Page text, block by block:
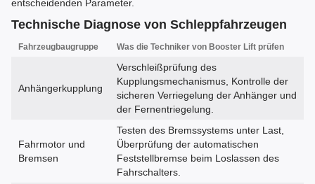
entscheidenden Parameter.
Technische Diagnose von Schleppfahrzeugen
Fahrzeugbaugruppe Was die Techniker von Booster Lift prüfen
Anhängerkupplung
Verschleißprüfung des
Kupplungsmechanismus, Kontrolle der
sicheren Verriegelung der Anhänger und
der Fernentriegelung.
Fahrmotor und
Bremsen
Testen des Bremssystems unter Last,
Überprüfung der automatischen
Feststellbremse beim Loslassen des
Fahrschalters.